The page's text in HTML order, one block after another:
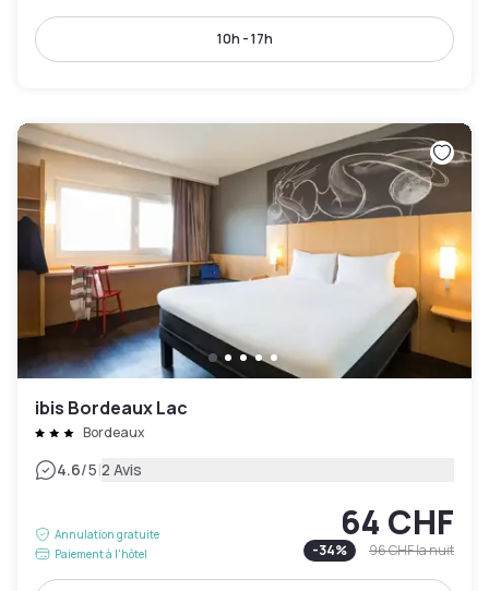
10h - 17h
ibis Bordeaux Lac
Bordeaux
4.6/5|2 Avis
Annulation gratuite
Paiement à l'hôtel
64 CHF
-34% 96 CHFla nuit